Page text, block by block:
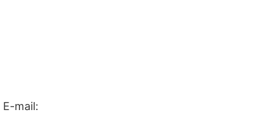
mail: